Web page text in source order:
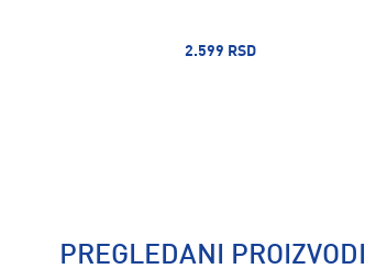
2.599 RSD
PREGLEDANI PROIZVODI